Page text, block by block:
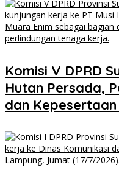
Komisi V DPRD
Hutan Persada,
dan Kepesertaan